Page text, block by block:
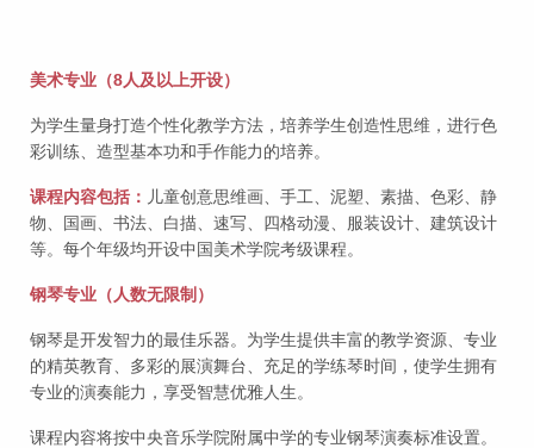
美术专业（8人及以上开设）
为学生量身打造个性化教学方法，培养学生创造性思维，进行色
彩训练、造型基本功和手作能力的培养。
课程内容包括： 儿童创意思维画、手工、泥塑、素描、色彩、静
物、国画、书法、白描、速写、四格动漫、服装设计、建筑设计
等。每个年级均开设中国美术学院考级课程。
钢琴专业（人数无限制）
钢琴是开发智力的最佳乐器。为学生提供丰富的教学资源、专业
的精英教育、多彩的展演舞台、充足的学练琴时间，使学生拥有
专业的演奏能力，享受智慧优雅人生。
课程内容将按中央音乐学院附属中学的专业钢琴演奏标准设置。